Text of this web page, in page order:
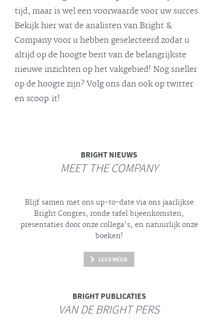
tijd, maar is wel een voorwaarde voor uw succes.
Bekijk hier wat de analisten van Bright &
Company voor u hebben geselecteerd zodat u
altijd op de hoogte bent van de belangrijkste
nieuwe inzichten op het vakgebied! Nog sneller
op de hoogte zijn? Volg ons dan ook op twitter
en scoop.it!
BRIGHTNIEUWS
MEET THE COMPANY
Blijf samen met ons up-to-date via ons jaarlijkse
Bright Congres, ronde tafel bijeenkomsten,
presentaties door onze collega's, en natuurlijk onze
boeken!
LEES MEER
BRIGHTPUBLICATIES
VAN DE BRIGHT PERS